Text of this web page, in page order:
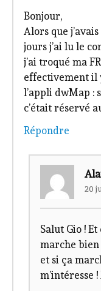
Bonjour,
Alors que
jours j’ai lu le
j’ai troqué ma
effectivement il
l’appli dwMap :
c’était réservé
Répondre
20
Salut Gio !
marche bien
et si ça
m’intéresse